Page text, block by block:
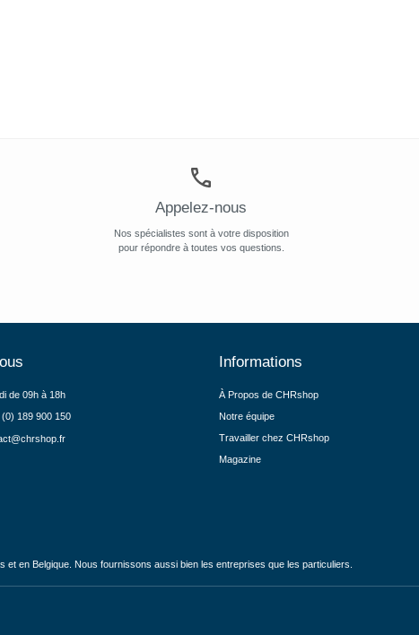
Appelez-nous
Nos spécialistes sont à votre disposition
pour répondre à toutes vos questions.
de 09h à 18h
(0) 189 900 150
Informations
À Propos de CHRshop
Notre équipe
Travailler chez CHRshop
Magazine
en Belgique. Nous fournissons aussi bien les entreprises que les particuliers.